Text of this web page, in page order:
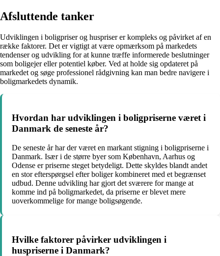
Afsluttende tanker
Udviklingen i boligpriser og huspriser er kompleks og påvirket af en
række faktorer. Det er vigtigt at være opmærksom på markedets
tendenser og udvikling for at kunne træffe informerede beslutninger
som boligejer eller potentiel køber. Ved at holde sig opdateret på
markedet og søge professionel rådgivning kan man bedre navigere i
boligmarkedets dynamik.
Hvordan har udviklingen i boligpriserne været i
Danmark de seneste år?
De seneste år har der været en markant stigning i boligpriserne i
Danmark. Især i de større byer som København, Aarhus og
Odense er priserne steget betydeligt. Dette skyldes blandt andet
en stor efterspørgsel efter boliger kombineret med et begrænset
udbud. Denne udvikling har gjort det sværere for mange at
komme ind på boligmarkedet, da priserne er blevet mere
uoverkommelige for mange boligsøgende.
Hvilke faktorer påvirker udviklingen i
huspriserne i Danmark?